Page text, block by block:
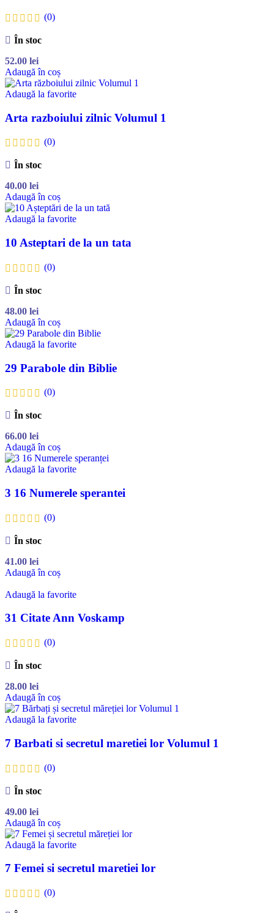
(0)
În stoc
52.00 lei
Adaugă în coș
Adaugă la favorite
Arta razboiului zilnic Volumul 1
(0)
În stoc
40.00 lei
Adaugă în coș
Adaugă la favorite
10 Asteptari de la un tata
(0)
În stoc
48.00 lei
Adaugă în coș
Adaugă la favorite
29 Parabole din Biblie
(0)
În stoc
66.00 lei
Adaugă în coș
Adaugă la favorite
3 16 Numerele sperantei
(0)
În stoc
41.00 lei
Adaugă în coș
Adaugă la favorite
31 Citate Ann Voskamp
(0)
În stoc
28.00 lei
Adaugă în coș
Adaugă la favorite
7 Barbati si secretul maretiei lor Volumul 1
(0)
În stoc
49.00 lei
Adaugă în coș
Adaugă la favorite
7 Femei si secretul maretiei lor
(0)